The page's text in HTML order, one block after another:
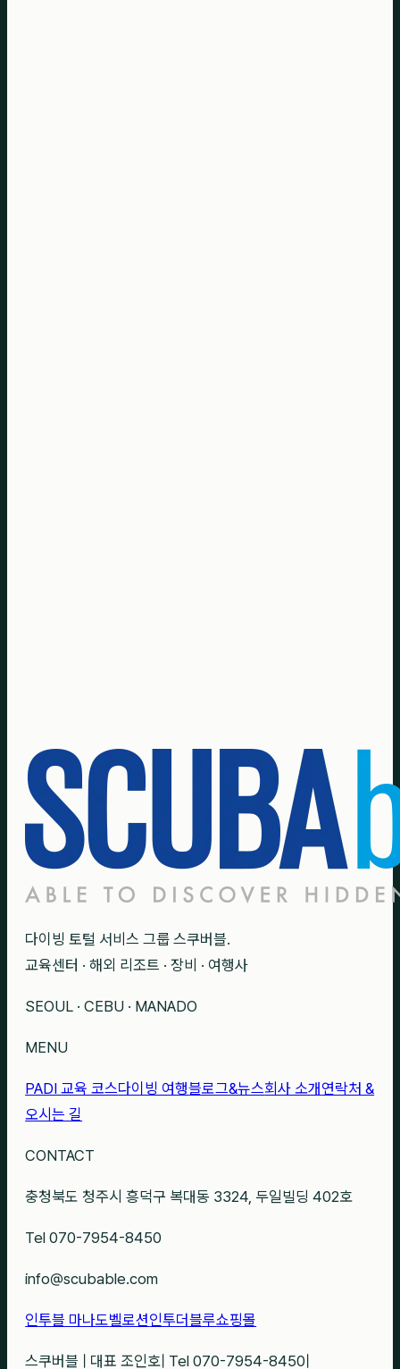
다이빙 토털 서비스 그룹 스쿠버블.
교육센터 · 해외 리조트 · 장비 · 여행사
SEOUL · CEBU · MANADO
MENU
PADI 교육 코스다이빙 여행블로그&뉴스회사 소개 연락처 &
오시는 길
CONTACT
충청북도 청주시 흥덕구 복대동 3324, 두일빌딩 402호
Tel 070-7954-8450
info@scubable.com
인투블 마나도벨로션인투더블루쇼핑몰
스쿠버블 대표 조인호 Tel 070-7954-8450